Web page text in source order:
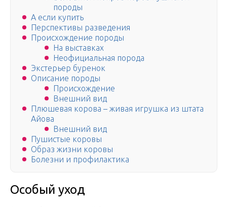
породы
А если купить
Перспективы разведения
Происхождение породы
На выставках
Неофициальная порода
Экстерьер буренок
Описание породы
Происхождение
Внешний вид
Плюшевая корова – живая игрушка из штата
Айова
Внешний вид
Пушистые коровы
Образ жизни коровы
Болезни и профилактика
Особый уход